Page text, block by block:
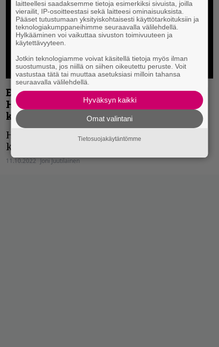
Entinen Tribulation-kitaristi Jonathan
Hultén julkaisee uuden albumin – mies
keikkailee pian Suomessa
Hulténin tuleva albumi on syntynyt
kokeilullisissa merkeissä.
11.10.2022 Joni Juutilainen
laitteellesi saadaksemme tietoja esimerkiksi sivuista, joilla
vierailit, IP-osoitteestasi sekä laitteesi ominaisuuksista.
Pääset tutustumaan yksityiskohtaisesti käyttötarkoituksiin ja
teknologiakumppaneihimme seuraavalla välilehdellä.
Hylkääminen voi vaikuttaa sivuston toimivuuteen ja
käytettävyyteen.
Jotkin teknologiamme voivat käsitellä tietoja myös ilman
suostumusta, jos niillä on siihen oikeutettu peruste. Voit
vastustaa tätä tai muuttaa asetuksiasi milloin tahansa
seuraavalla välilehdellä.
Hyväksyn kaikki
Omat valintani
Tietosuojakäytäntömme